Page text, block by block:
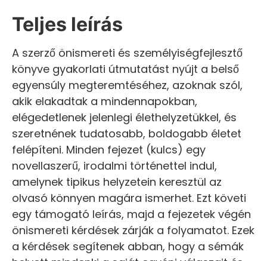
Teljes leírás
A szerző önismereti és személyiségfejlesztő
könyve gyakorlati útmutatást nyújt a belső
egyensúly megteremtéséhez, azoknak szól,
akik elakadtak a mindennapokban,
elégedetlenek jelenlegi élethelyzetükkel, és
szeretnének tudatosabb, boldogabb életet
felépíteni. Minden fejezet (kulcs) egy
novellaszerű, irodalmi történettel indul,
amelynek tipikus helyzetein keresztül az
olvasó könnyen magára ismerhet. Ezt követi
egy támogató leírás, majd a fejezetek végén
önismereti kérdések zárják a folyamatot. Ezek
a kérdések segítenek abban, hogy a sémák